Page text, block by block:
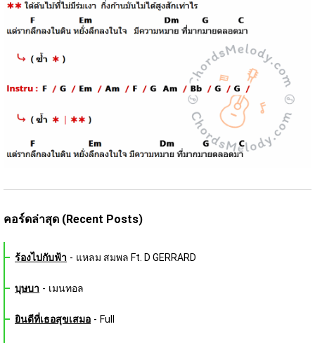
คอร์ดล่าสุด (Recent Posts)
ร้องไปกับฟ้า - แหลม สมพล Ft. D GERRARD
บุษบา - เมนทอล
ยินดีที่เธอสุขเสมอ - Full